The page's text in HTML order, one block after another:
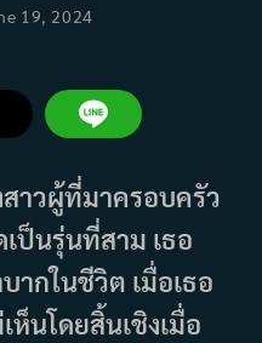
19, 2024
าวผู้ที่มาครอบครัว
ป็นรุ่นที่สาม เธอ
ากในชีวิต เมื่อเธอ
นโดยสิ้นเชิงเมื่อ